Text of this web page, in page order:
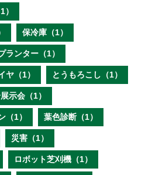
保冷庫（1）
ランター（1）
ヤ（1） とうもろこし（1）
示会（1）
（1） 葉色診断（1）
災害（1）
ロボット芝刈機（1）